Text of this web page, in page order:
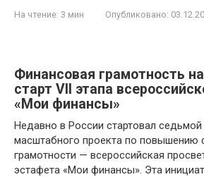
На чтение: 3 мин Опубликовано:
Финансовая грамотность
старт VII этапа
«Мои финансы»
Недавно в России стартовал седьмой
масштабного проекта по повышению
грамотности — всероссийская
эстафета «Мои финансы». Эта